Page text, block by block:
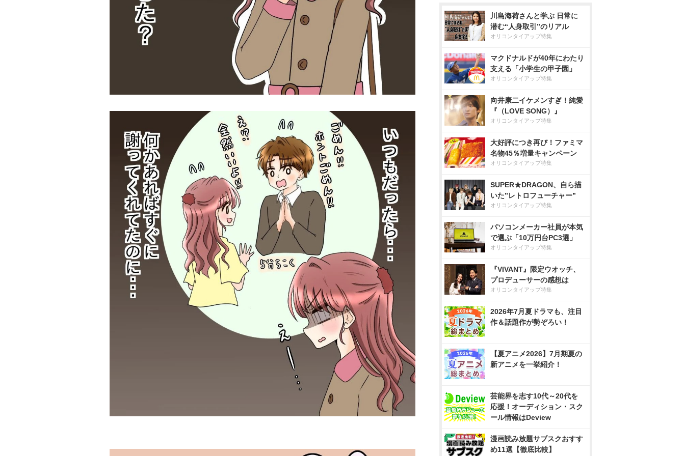
川島海荷さんと学ぶ 日常に
潜む“人身取引”のリアル
オリコンタイアップ特集
マクドナルドが40年にわたり
支える「小学生の甲子園」
オリコンタイアップ特集
向井康二イケメンすぎ！純愛
『（LOVE SONG）』
オリコンタイアップ特集
大好評につき再び！ファミマ
名物45％増量キャンペーン
オリコンタイアップ特集
SUPER★DRAGON、自ら描
いた”レトロフューチャー”
オリコンタイアップ特集
パソコンメーカー社員が本気
で選ぶ「10万円台PC3選」
オリコンタイアップ特集
『VIVANT』限定ウオッチ、
プロデューサーの感想は
オリコンタイアップ特集
2026年7月夏ドラマも、注目
作＆話題作が勢ぞろい！
【夏アニメ2026】7月期夏の
新アニメを一挙紹介！
芸能界を志す10代～20代を
応援！オーディション・スク
ール情報はDeview
漫画読み放題サブスクおすす
め11選【徹底比較】